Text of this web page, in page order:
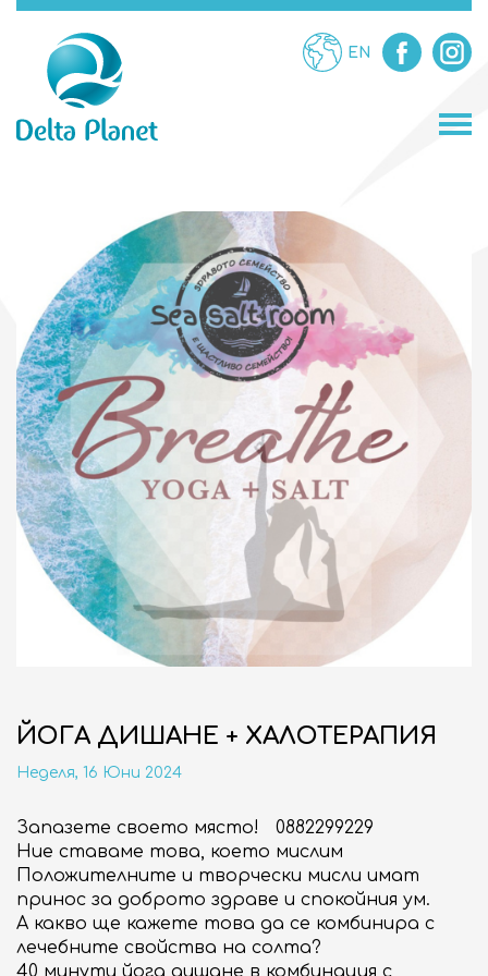
EN
ЙОГА ДИШАНЕ + ХАЛОТЕРАПИЯ
Неделя, 16 Юни 2024
Запазете своето място! 0882299229
Ние ставаме това, което мислим
Положителните и творчески мисли имат
принос за доброто здраве и спокойния ум.
А какво ще кажете това да се комбинира с
лечебните свойства на солта?
40 минути йога дишане в комбинация с
МАГАЗИНИ
ЗАВЕДЕНИЯ
ЗАБАВЛЕНИЯ
УСЛУГИ
ПРОМОЦИИ
НОВИНИ
СЪБИТИЯ
ENGLISH
бул. "Сливница" 185